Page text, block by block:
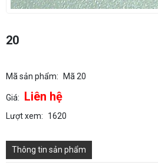
20
Mã sản phẩm: Mã 20
Giá: Liên hệ
Lượt xem: 1620
Thông tin sản phẩm